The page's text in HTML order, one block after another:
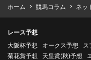
ホーム 競馬コラム ネッ
レース予想
大阪杯予想
オークス予想 ス
菊花賞予想
天皇賞(秋)予想